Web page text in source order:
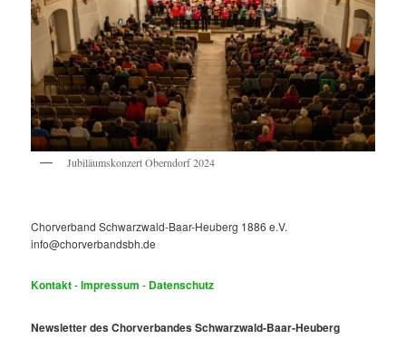
Jubiläumskonzert Oberndorf 2024
Chorverband Schwarzwald-Baar-Heuberg 1886 e.V.
info@chorverbandsbh.de
Kontakt-Impressum - Datenschutz
Newsletter des Chorverbandes Schwarzwald-Baar-Heuberg